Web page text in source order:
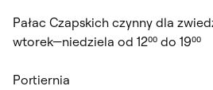
Pałac Czapskich czynny dla
wtorek—niedziela od 12⁰⁰ do 19⁰⁰
Portiernia